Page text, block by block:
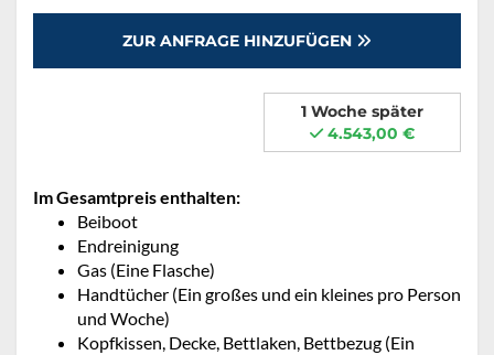
ZUR ANFRAGE HINZUFÜGEN
1 Woche später
4.543,00 €
Im Gesamtpreis enthalten:
Beiboot
Endreinigung
Gas (Eine Flasche)
Handtücher (Ein großes und ein kleines pro Person
und Woche)
Kopfkissen, Decke, Bettlaken, Bettbezug (Ein